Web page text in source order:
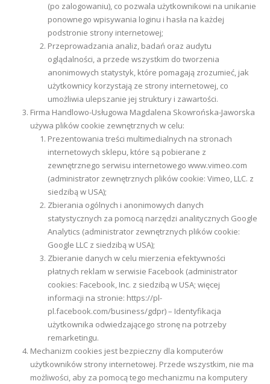
(po zalogowaniu), co pozwala użytkownikowi na unikanie
ponownego wpisywania loginu i hasła na każdej
podstronie strony internetowej;
Przeprowadzania analiz, badań oraz audytu
oglądalności, a przede wszystkim do tworzenia
anonimowych statystyk, które pomagają zrozumieć, jak
użytkownicy korzystają ze strony internetowej, co
umożliwia ulepszanie jej struktury i zawartości.
Firma Handlowo-Usługowa Magdalena Skowrońska-Jaworska
używa plików cookie zewnętrznych w celu:
Prezentowania treści multimedialnych na stronach
internetowych sklepu, które są pobierane z
zewnętrznego serwisu internetowego www.vimeo.com
(administrator zewnętrznych plików cookie: Vimeo, LLC. z
siedzibą w USA);
Zbierania ogólnych i anonimowych danych
statystycznych za pomocą narzędzi analitycznych Google
Analytics (administrator zewnętrznych plików cookie:
Google LLC z siedzibą w USA);
Zbieranie danych w celu mierzenia efektywności
płatnych reklam w serwisie Facebook (administrator
cookies: Facebook, Inc. z siedzibą w USA; więcej
informacji na stronie: https://pl-
pl.facebook.com/business/gdpr) – Identyfikacja
użytkownika odwiedzającego stronę na potrzeby
remarketingu.
Mechanizm cookies jest bezpieczny dla komputerów
użytkowników strony internetowej. Przede wszystkim, nie ma
możliwości, aby za pomocą tego mechanizmu na komputery